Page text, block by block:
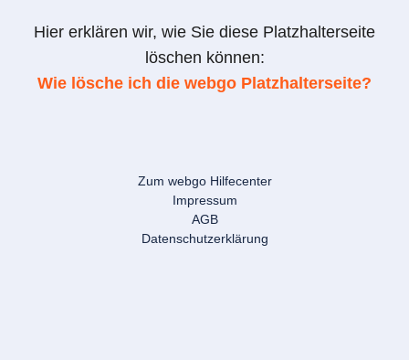
Hier erklären wir, wie Sie diese Platzhalterseite
löschen können:
Wie lösche ich die webgo Platzhalterseite?
Zum webgo Hilfecenter
Impressum
AGB
Datenschutzerklärung